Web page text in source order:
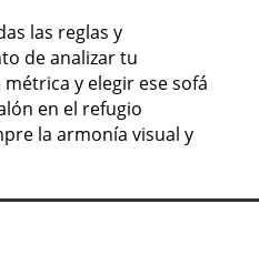
las reglas y
de analizar tu
y elegir ese sofá
en el refugio
la armonía visual y